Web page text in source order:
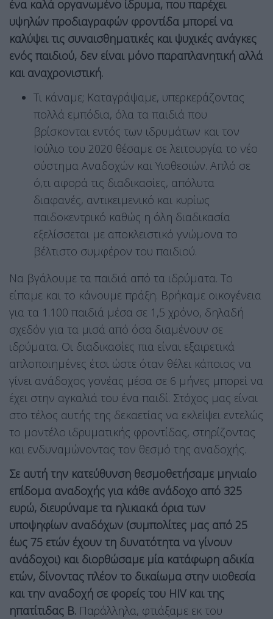
ένα καλά οργανωμένο ίδρυμα, που παρέχει
υψηλών προδιαγραφών φροντίδα μπορεί να
καλύψει τις συναισθηματικές και ψυχικές ανάγκες
ενός παιδιού, δεν είναι μόνο παραπλανητική αλλά
και αναχρονιστική.
Τι κάναμε; Καταγράψαμε, υπερκεράζοντας
πολλά εμπόδια, όλα τα παιδιά που
βρίσκονται εντός των ιδρυμάτων και τον
Ιούλιο του 2020 θέσαμε σε λειτουργία το νέο
σύστημα Αναδοχών και Υιοθεσιών. Απλό σε
ό,τι αφορά τις διαδικασίες, απόλυτα
διαφανές, αντικειμενικό και κυρίως
παιδοκεντρικό καθώς η όλη διαδικασία
εξελίσσεται με αποκλειστικό γνώμονα το
βέλτιστο συμφέρον του παιδιού.
Να βγάλουμε τα παιδιά από τα ιδρύματα. Το
είπαμε και το κάνουμε πράξη. Βρήκαμε οικογένεια
για τα 1.100 παιδιά μέσα σε 1,5 χρόνο, δηλαδή
σχεδόν για τα μισά από όσα διαμένουν σε
ιδρύματα. Οι διαδικασίες πια είναι εξαιρετικά
απλοποιημένες έτσι ώστε όταν θέλει κάποιος να
γίνει ανάδοχος γονέας μέσα σε 6 μήνες μπορεί να
έχει στην αγκαλιά του ένα παιδί. Στόχος μας είναι
στο τέλος αυτής της δεκαετίας να εκλείψει εντελώς
το μοντέλο ιδρυματικής φροντίδας, στηρίζοντας
και ενδυναμώνοντας τον θεσμό της αναδοχής.
Σε αυτή την κατεύθυνση θεσμοθετήσαμε μηνιαίο
επίδομα αναδοχής για κάθε ανάδοχο από 325
ευρώ, διευρύναμε τα ηλικιακά όρια των
υποψηφίων αναδόχων (συμπολίτες μας από 25
έως 75 ετών έχουν τη δυνατότητα να γίνουν
ανάδοχοι) και διορθώσαμε μία κατάφωρη αδικία
ετών, δίνοντας πλέον το δικαίωμα στην υιοθεσία
και την αναδοχή σε φορείς του HIV και της
ηπατίτιδας Β. Παράλληλα, φτιάξαμε εκ του